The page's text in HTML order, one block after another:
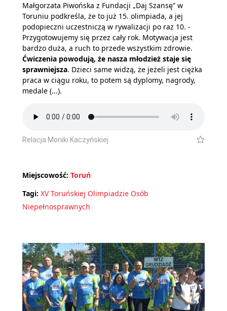
Małgorzata Piwońska z Fundacji „Daj Szansę” w
Toruniu podkreśla, że to już 15. olimpiada, a jej
podopieczni uczestniczą w rywalizacji po raz 10. -
Przygotowujemy się przez cały rok. Motywacja jest
bardzo duża, a ruch to przede wszystkim zdrowie.
Ćwiczenia powodują, że nasza młodzież staje się
sprawniejsza. Dzieci same widzą, że jeżeli jest ciężka
praca w ciągu roku, to potem są dyplomy, nagrody,
medale (...).
Relacja Moniki Kaczyńskiej
Miejscowość: Toruń
Tagi: XV Toruńskiej Olimpiadzie Osób
Niepełnosprawnych